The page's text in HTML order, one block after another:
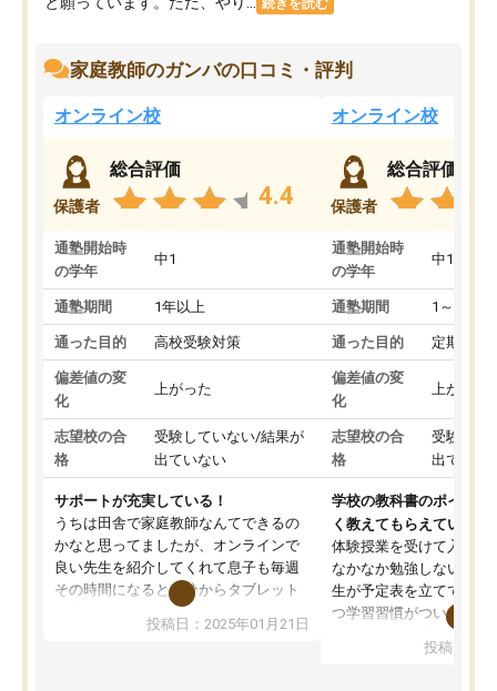
続きを読む
家庭教師のガンバの口コミ・評判
オンライン校
保護者
総合評価
4.4
通塾開始時
の学年
中1
通塾期間 1年以上
通った目的 高校受験対策
偏差値の変
化
上がった
志望校の合
格
受験していない/結果が
出ていない
サポートが充実している！
うちは田舎で家庭教師なんてできるの
かなと思ってましたが、オンラインで
良い先生を紹介してくれて息子も毎週
その時間になると自分からタブレット
を開いてzoomを繋げるようになりまし
た！5科目なんでもOKなのもとても気
投稿日：2025年01月21日
オンライン校
保護者
総合評価
通塾開始時
の学年
中1
通塾期間 1～3ヵ月
通った目的 定期テス
偏差値の変
化
上がった
志望校の合
格
受験して
出ていな
学校の教科書のポイント
く教えてもらえている
体験授業を受けて入塾し
なかなか勉強しない息子
生が予定表を立ててくれ
つ学習習慣がついてきま
指導が無い日も予定表
投稿日：